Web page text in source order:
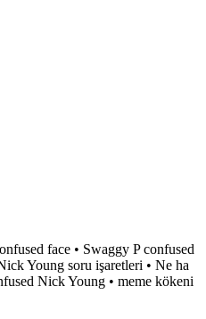
face • Swaggy P confused
Young soru işaretleri • Ne ha
Nick Young • meme kökeni